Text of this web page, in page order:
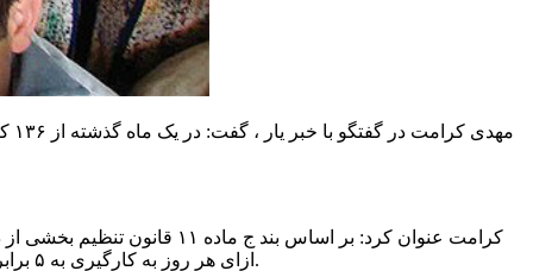
مهدی کرامت در گفتگو با خبر یار ، گفت: در یک ماه گذشته از ۱۳۶ کارگاه بازدید
کرامت عنوان کرد: بر اساس بند ج
ماده ۱۱ قانون تنظیم
ازای هر روز به کارگیری به ۵ برابر حداقل دستمزد روزانه کارگر مصوب شورای عالی کار در سال ۱۴۰۱ که مبلغی معادل بیش از شش میلیون ریال خواهد بود جریمه می‌شود.